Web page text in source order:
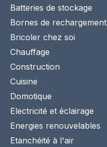
Batteries de stockage
Bornes de rechargement
Bricoler chez soi
Chauffage
Construction
Cuisine
Domotique
Electricité et éclairage
Energies renouvelables
Etanchéité à l'air